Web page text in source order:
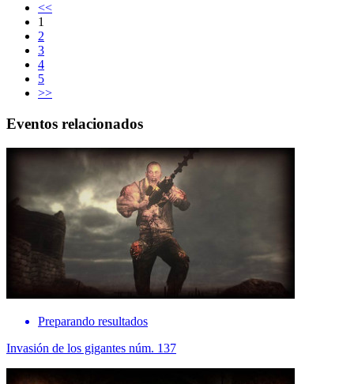
<<
1
2
3
4
5
>>
Eventos relacionados
Preparando resultados
Invasión de los gigantes núm. 137